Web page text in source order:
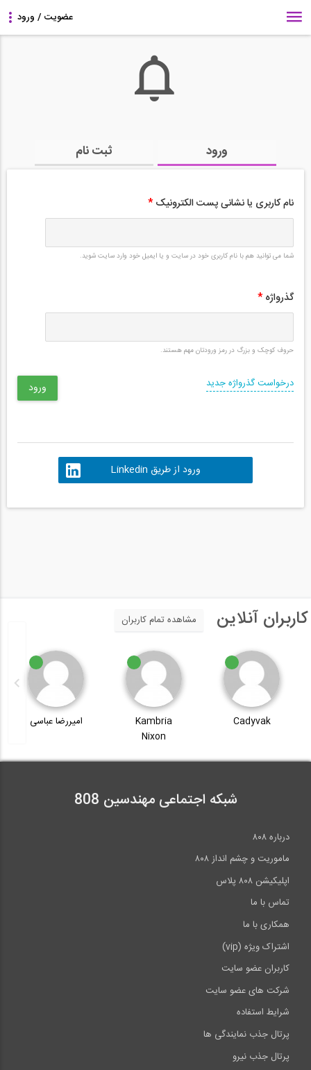
ورود ثبت نام
نام کاربری یا نشانی پست الکترونیک *
شما می توانید هم با نام کاربری خود در سایت و یا ایمیل خود وارد سایت شوید.
گذرواژه *
حروف کوچک و بزرگ در رمز ورودتان مهم هستند.
درخواست گذرواژه جدید
ورود از طریق Linkedin
کاربران آنلاین مشاهده تمام کاربران
Cadyvak
Kambria
Nixon
امیررضا عباسی
شبکه اجتماعی مهندسین 808
درباره ۸۰۸
ماموریت و چشم انداز ۸۰۸
اپلیکیشن ۸۰۸ پلاس
تماس با ما
همکاری با ما
اشتراک ویژه (vip)
کاربران عضو سایت
شرکت های عضو سایت
شرایط استفاده
پرتال جذب نمایندگی ها
پرتال جذب نیرو